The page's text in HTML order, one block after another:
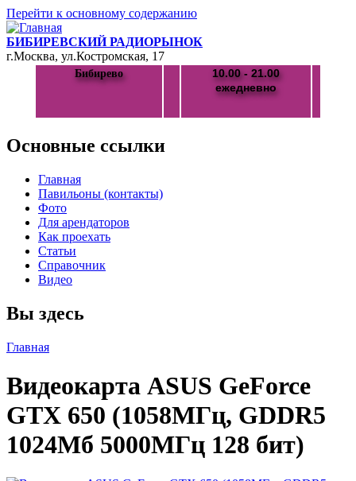
Перейти к основному содержанию
БИБИРЕВСКИЙ РАДИОРЫНОК
г.Москва, ул.Костромская, 17
Бибирево
10.00 - 21.00
ежедневно
Основные ссылки
Главная
Павильоны (контакты)
Фото
Для арендаторов
Как проехать
Статьи
Справочник
Видео
Вы здесь
Главная
Видеокарта ASUS GeForce
GTX 650 (1058МГц, GDDR5
1024Мб 5000МГц 128 бит)